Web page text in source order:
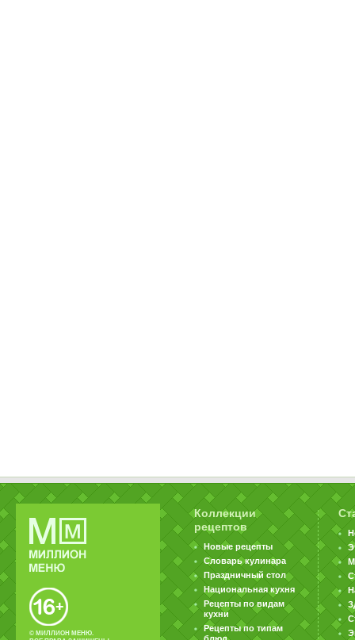
© МИЛЛИОН МЕНЮ.
Коллекции
рецептов
Новые рецепты
Словарь кулинара
Праздничный стол
Национальная кухня
Рецепты по видам
кухни
Рецепты по типам